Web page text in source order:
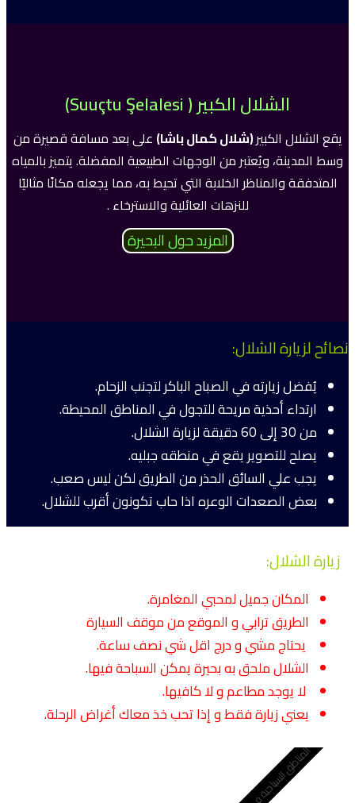
الشلال الكبير ( Suuçtu Şelalesi)
يقع الشلال الكبير(شلال كمال باشا) على بعد مسافة قصيرة من
وسط المدينة، ويُعتبر من الوجهات الطبيعية المفضلة. يتميز بالمياه
المتدفقة والمناظر الخلابة التي تحيط به، مما يجعله مكانًا مثاليًا
للنزهات العائلية والاسترخاء .
المزيد حول البحيرة
نصائح لزيارة الشلال:
يُفضل زيارته في الصباح الباكر لتجنب الزحام.
ارتداء أحذية مريحة للتجول في المناطق المحيطة.
من 30 إلى 60 دقيقة لزيارة الشلال.
يصلح للتصوير يقع في منطقه جبليه.
يجب علي السائق الحذر من الطريق لكن ليس صعب.
بعض الصعدات الوعره اذا حاب تكونون أقرب للشلال.
زيارة الشلال:
المكان جميل لمحبي المغامرة.
الطريق ترابي و الموقع من موقف السيارة
يحتاج مشي و درج اقل شي نصف ساعة.
الشلال ملحق به بحيرة يمكن السباحة فيها.
لا يوجد مطاعم و لا كافيها.
يعني زيارة فقط و إذا تحب خذ معاك أغراض الرحلة.